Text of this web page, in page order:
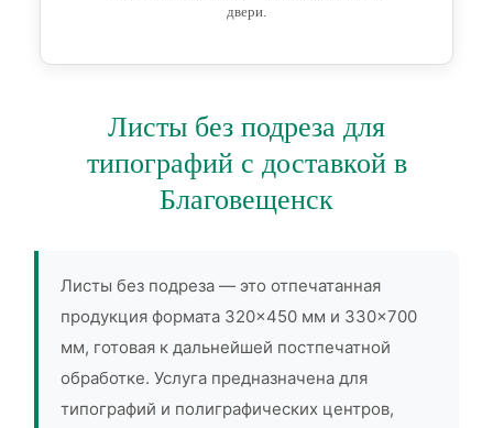
двери.
Листы без подреза для
типографий с доставкой в
Благовещенск
Листы без подреза — это отпечатанная
продукция формата 320×450 мм и 330×700
мм, готовая к дальнейшей постпечатной
обработке. Услуга предназначена для
типографий и полиграфических центров,